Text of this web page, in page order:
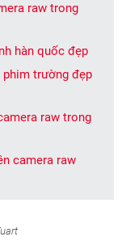
raw trong
hàn quốc đẹp
phim trường đẹp
raw trong
camera raw